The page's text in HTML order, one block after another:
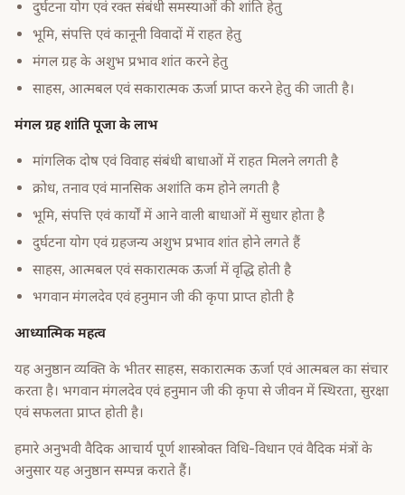
दुर्घटना योग एवं रक्त संबंधी समस्याओं की शांति हेतु
भूमि, संपत्ति एवं कानूनी विवादों में राहत हेतु
मंगल ग्रह के अशुभ प्रभाव शांत करने हेतु
साहस, आत्मबल एवं सकारात्मक ऊर्जा प्राप्त करने हेतु की जाती है।
मंगल ग्रह शांति पूजा के लाभ
मांगलिक दोष एवं विवाह संबंधी बाधाओं में राहत मिलने लगती है
क्रोध, तनाव एवं मानसिक अशांति कम होने लगती है
भूमि, संपत्ति एवं कार्यों में आने वाली बाधाओं में सुधार होता है
दुर्घटना योग एवं ग्रहजन्य अशुभ प्रभाव शांत होने लगते हैं
साहस, आत्मबल एवं सकारात्मक ऊर्जा में वृद्धि होती है
भगवान मंगलदेव एवं हनुमान जी की कृपा प्राप्त होती है
आध्यात्मिक महत्व
यह अनुष्ठान व्यक्ति के भीतर साहस, सकारात्मक ऊर्जा एवं आत्मबल का संचार
करता है। भगवान मंगलदेव एवं हनुमान जी की कृपा से जीवन में स्थिरता, सुरक्षा
एवं सफलता प्राप्त होती है।
हमारे अनुभवी वैदिक आचार्य पूर्ण शास्त्रोक्त विधि-विधान एवं वैदिक मंत्रों के
अनुसार यह अनुष्ठान सम्पन्न कराते हैं।